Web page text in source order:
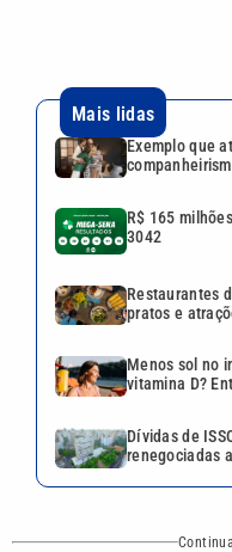
vitamina D?
Dívidas de
renegociadas
VTV é afiliada do
SBT na Região
Cotidiano
Mundo